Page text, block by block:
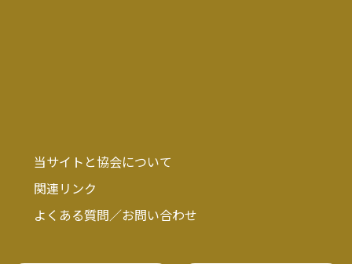
当サイトと協会について
関連リンク
よくある質問／お問い合わせ